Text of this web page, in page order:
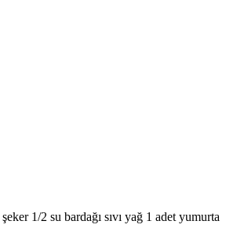
1/2 su bardağı sıvı yağ 1 adet yumurta